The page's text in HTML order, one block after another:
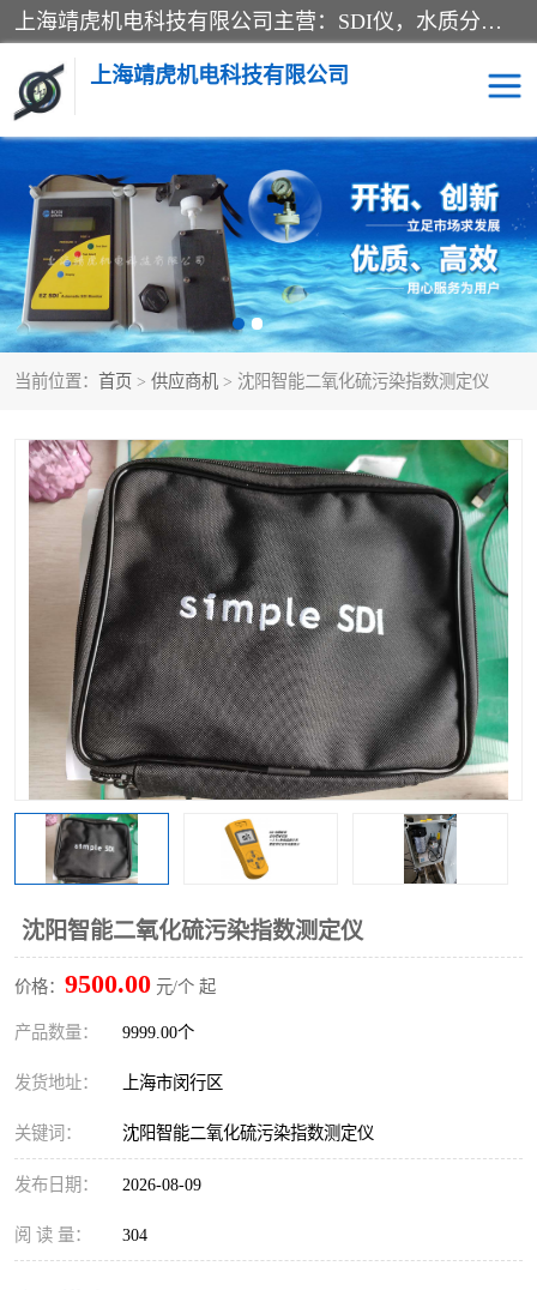
上海靖虎机电科技有限公司主营：SDI仪，水质分析仪，水质检测仪产品；上海靖虎机电科技有限公司在专业制造和研发等方面的强大的平台优势，利用自身在自动化仪表、自控系统及环保监测仪器的专长，以优良的技术，优越的产品质量和良好的服务质量与广大客户真诚合作。
上海靖虎机电科技有限公司
当前位置： 首页 > 供应商机 > 沈阳智能二氧化硫污染指数测定仪
沈阳智能二氧化硫污染指数测定仪
价格： 9500.00 元/个 起
产品数量： 9999.00个
发货地址： 上海市闵行区
关键词： 沈阳智能二氧化硫污染指数测定仪
发布日期： 2026-08-09
阅 读 量： 304
SDI仪 过滤膜过滤纸
PH电导测试笔 水质分析仪
水质检测仪 电导测试笔
PH电导测试仪